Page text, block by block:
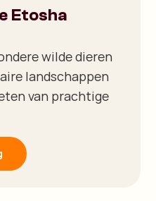
Etosha
wilde dieren
landschappen
van prachtige